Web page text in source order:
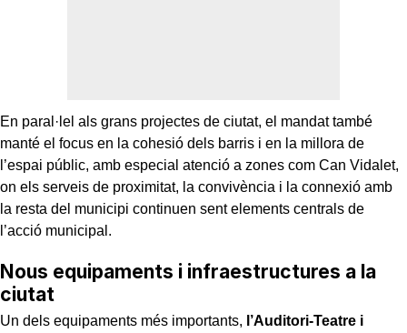
En paral·lel als grans projectes de ciutat, el mandat també
manté el focus en la cohesió dels barris i en la millora de
l’espai públic, amb especial atenció a zones com Can Vidalet,
on els serveis de proximitat, la convivència i la connexió amb
la resta del municipi continuen sent elements centrals de
l’acció municipal.
Nous equipaments i infraestructures a la
ciutat
Un dels equipaments més importants, l’Auditori-Teatre i